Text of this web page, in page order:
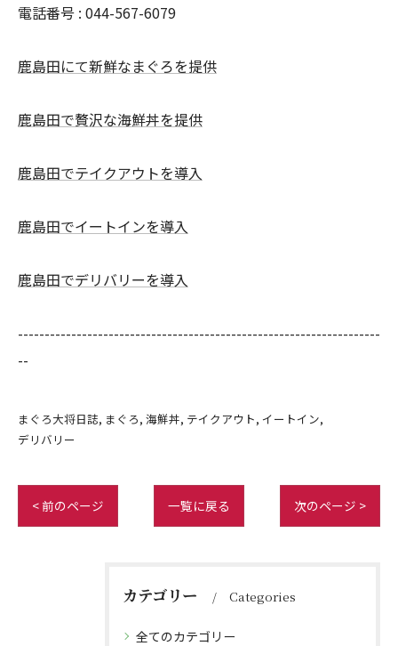
電話番号 : 044-567-6079
鹿島田にて新鮮なまぐろを提供
鹿島田で贅沢な海鮮丼を提供
鹿島田でテイクアウトを導入
鹿島田でイートインを導入
鹿島田でデリバリーを導入
--------------------------------------------------------------------
--
まぐろ大将日誌 まぐろ 海鮮丼 テイクアウト イートイン
デリバリー
< 前のページ 一覧に戻る 次のページ >
カテゴリー Categories
全てのカテゴリー